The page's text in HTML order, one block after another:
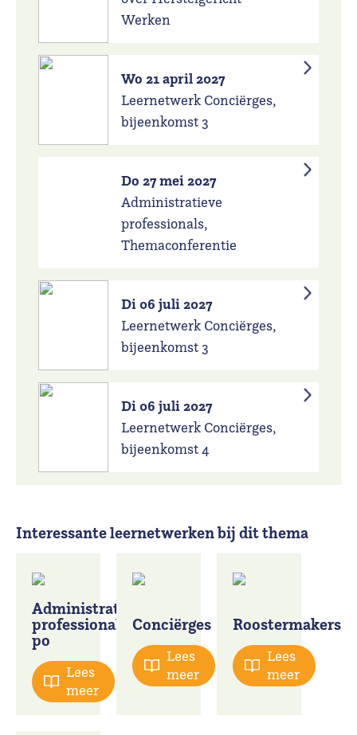
Werken
Wo 21 april 2027
Leernetwerk Conciërges,
bijeenkomst 3
Do 27 mei 2027
Administratieve
professionals,
Themaconferentie
Di 06 juli 2027
Leernetwerk Conciërges,
bijeenkomst 3
Di 06 juli 2027
Leernetwerk Conciërges,
bijeenkomst 4
Interessante leernetwerken bij dit thema
Administratieve
professionals
po
Lees
meer
Conciërges
Lees
meer
Roostermakers
Lees
meer